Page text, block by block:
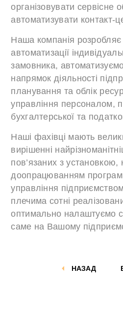
організовувати сервісне
автоматизувати контакт-
Наша компанія розробляє
автоматизації
замовника,
напрямок діяльності
планування та облік
управління персоналом,
бухгалтерської та
Наші фахівці мають
вирішенні
пов’язаних з
доопрацюванням
управління
плечима сотні
оптимально налаштуємо
саме на Вашому
НАЗАД